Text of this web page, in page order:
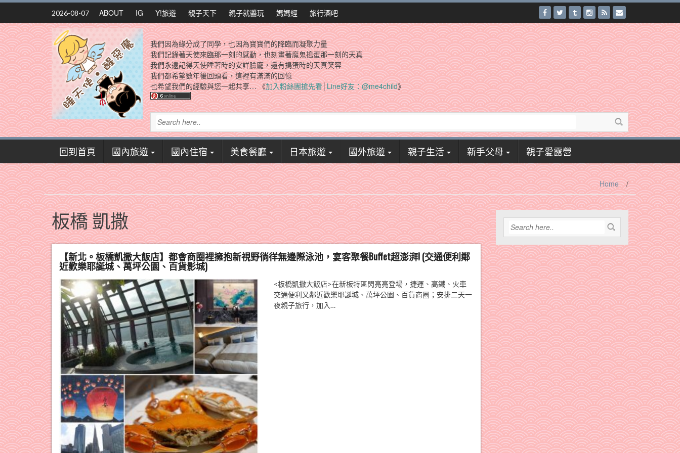
Skip
content
2026-08-07 ABOUT IG Y!旅遊 親子天下 親子就醬玩 媽媽經 旅行酒吧
我們因為緣分成了同學，也因為寶寶們的降臨而凝聚力量
我們記錄著天使來臨那一刻的感動，也刻畫著魔鬼搗蛋那一刻的天真
我們永遠記得天使睡著時的安詳臉龐，還有搗蛋時的天真笑容
我們都希望數年後回頭看，這裡有滿滿的回憶
也希望我們的經驗與您一起共享… 《加入粉絲團搶先看│Line好友：@me4child》
回到首頁 國內旅遊 國內住宿 美食餐廳 日本旅遊 國外旅遊 親子生活 新手父母 親子愛露營
Home /
板橋 凱撒
【新北。板橋凱撒大飯店】都會商圈裡擁抱新視野徜徉無邊際泳池，宴客聚餐Buffet超澎湃! (交通便利鄰
近歡樂耶誕城、萬坪公園、百貨影城)
<板橋凱撒大飯店>在新板特區閃亮亮登場，捷運、高鐵、火車
交通便利又鄰近歡樂耶誕城、萬坪公園、百貨商圈；安排二天一
夜親子旅行，加入…